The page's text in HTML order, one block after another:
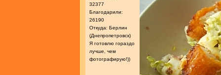
32377
Благодарили:
26190
Откуда: Берлин
(Днепропетровск)
Я готовлю гораздо
лучше, чем
фотографирую!))